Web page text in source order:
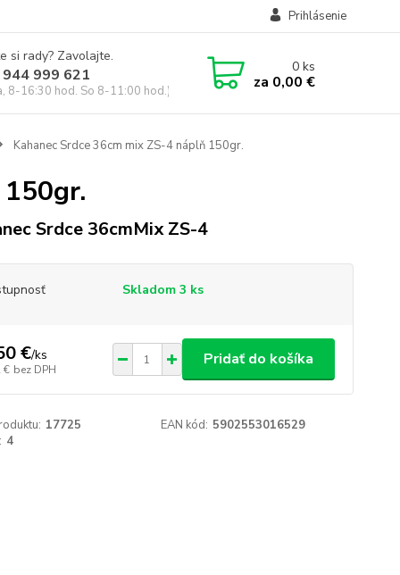
Prihlásenie
si rady? Zavolajte.
999 621
8-16:30 hod. So 8-11:00 hod.)
0ks
za 0,00 €
Kahanec Srdce 36cm mix ZS-4 náplň 150gr.
Srdce 36cmMix ZS-4
Skladom 3 ks
€/ks
€ bez DPH
Pridať do košíka
17725 EAN kód: 5902553016529
4